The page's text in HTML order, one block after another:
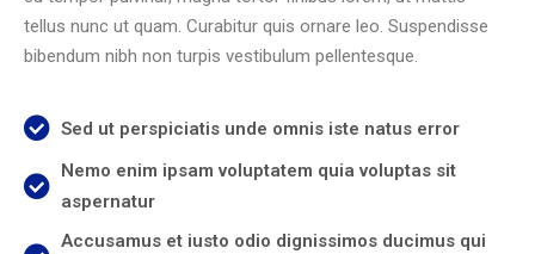
tellus nunc ut quam. Curabitur quis ornare leo. Suspendisse
bibendum nibh non turpis vestibulum pellentesque.
Sed ut perspiciatis unde omnis iste natus error
Nemo enim ipsam voluptatem quia voluptas sit
aspernatur
Accusamus et iusto odio dignissimos ducimus qui